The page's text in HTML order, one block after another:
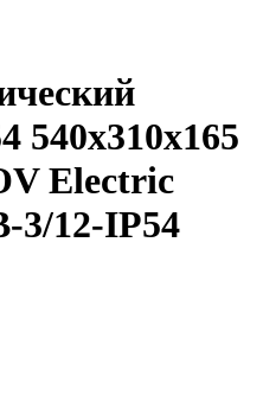
Electric
3/12-IP54